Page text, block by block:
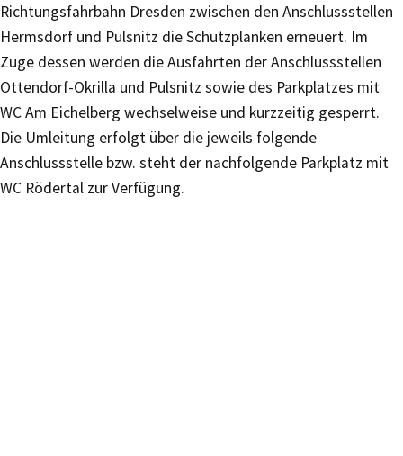
Richtungsfahrbahn Dresden zwischen den Anschlussstellen
Hermsdorf und Pulsnitz die Schutzplanken erneuert. Im
Zuge dessen werden die Ausfahrten der Anschlussstellen
Ottendorf-Okrilla und Pulsnitz sowie des Parkplatzes mit
WC Am Eichelberg wechselweise und kurzzeitig gesperrt.
Die Umleitung erfolgt über die jeweils folgende
Anschlussstelle bzw. steht der nachfolgende Parkplatz mit
WC Rödertal zur Verfügung.